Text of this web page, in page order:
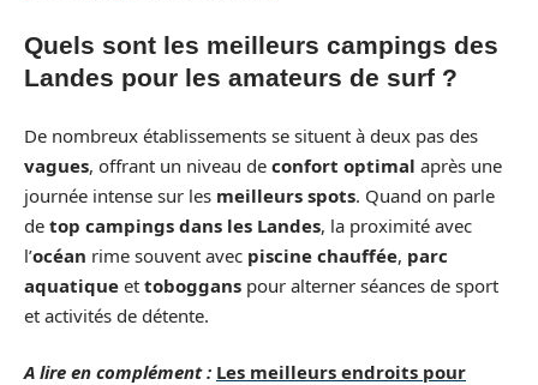
Quels sont les meilleurs campings des
Landes pour les amateurs de surf ?
De nombreux établissements se situent à deux pas des
vagues, offrant un niveau de confort optimal après une
journée intense sur les meilleurs spots. Quand on parle
de top campings dans les Landes, la proximité avec
l’océan rime souvent avec piscine chauffée, parc
aquatique et toboggans pour alterner séances de sport
et activités de détente.
A lire en complément : Les meilleurs endroits pour